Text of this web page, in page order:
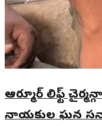
ఆర్మూర్ లిఫ్ట్
నాయకుల ఘన